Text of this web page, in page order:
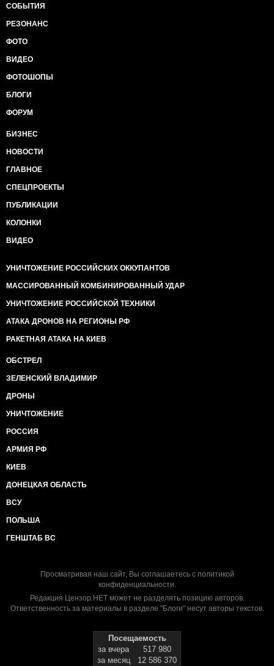
СОБЫТИЯ
РЕЗОНАНС
ФОТО
ВИДЕО
ФОТОШОПЫ
БЛОГИ
ФОРУМ
БИЗНЕС
НОВОСТИ
ГЛАВНОЕ
СПЕЦПРОЕКТЫ
ПУБЛИКАЦИИ
КОЛОНКИ
ВИДЕО
УНИЧТОЖЕНИЕ РОССИЙСКИХ ОККУПАНТОВ
МАССИРОВАННЫЙ КОМБИНИРОВАННЫЙ УДАР
УНИЧТОЖЕНИЕ РОССИЙСКОЙ ТЕХНИКИ
АТАКА ДРОНОВ НА РЕГИОНЫ РФ
РАКЕТНАЯ АТАКА НА КИЕВ
ОБСТРЕЛ
ЗЕЛЕНСКИЙ ВЛАДИМИР
ДРОНЫ
УНИЧТОЖЕНИЕ
РОССИЯ
АРМИЯ РФ
КИЕВ
ДОНЕЦКАЯ ОБЛАСТЬ
ВСУ
ПОЛЬША
ГЕНШТАБ ВС
Просматривая наш сайт, Вы соглашаетесь с политикой
конфиденциальности.
Редакция Цензор.НЕТ может не разделять позицию авторов.
Ответственность за материалы в разделе "Блоги" несут авторы текстов.
Посещаемость
за вчера
517 980
за месяц
12 586 370